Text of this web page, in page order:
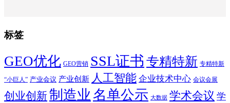
标签
GEO优化 GEO营销 SSL证书 专精特新 专精特新
“小巨人” 产业会议 产业创新 人工智能 企业技术中心 会议会展
创业创新制造业 名单公示 大数据 学术会议 学